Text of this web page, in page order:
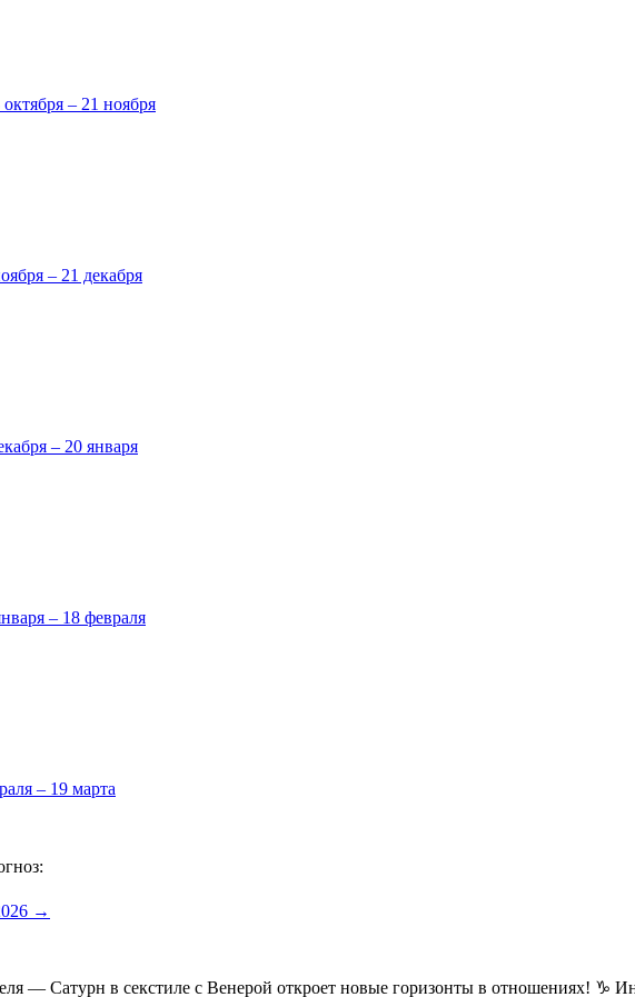
октября – 21 ноября
– 21 декабря
– 20 января
– 18 февраля
– 19 марта
→
— Сатурн в секстиле с Венерой откроет новые горизонты в отношениях! ♑